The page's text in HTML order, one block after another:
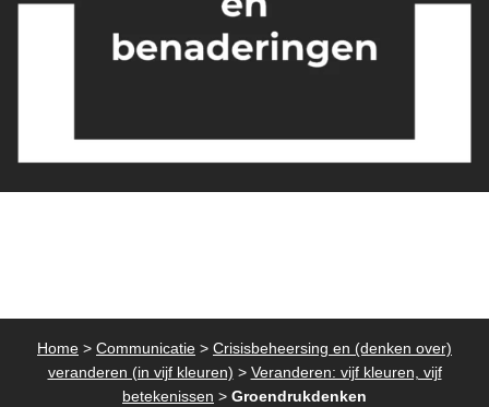
Home > Communicatie > Crisisbeheersing en (denken over)
veranderen (in vijf kleuren) > Veranderen: vijf kleuren, vijf
betekenissen > Groendrukdenken